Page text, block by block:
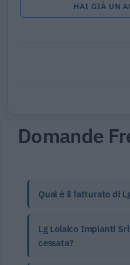
HAI GIÀ UN
Domande
Qual è il fatturato di
Lg Lolaico Impianti
cessata?